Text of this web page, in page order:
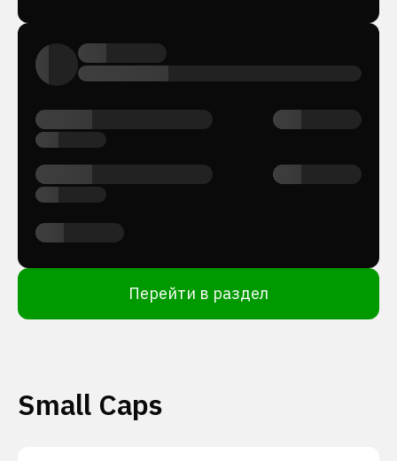
Перейти в раздел
Small Caps